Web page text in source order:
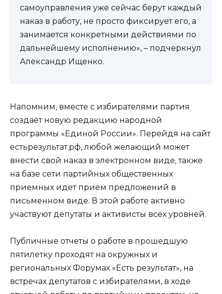
самоуправления уже сейчас берут каждый
наказ в работу, не просто фиксирует его, а
занимается конкретными действиями по
дальнейшему исполнению», – подчеркнул
Александр Ищенко.
Напомним, вместе с избирателями партия
создаёт новую редакцию народной
программы «Единой России». Перейдя на сайт
естьрезультат.рф, любой желающий может
внести свой наказ в электронном виде, также
на базе сети партийных общественных
приемных идет прием предложений в
письменном виде. В этой работе активно
участвуют депутаты и активисты всех уровней.
Публичные отчеты о работе в прошедшую
пятилетку проходят на окружных и
региональных Форумах «Есть результат», на
встречах депутатов с избирателями, в ходе